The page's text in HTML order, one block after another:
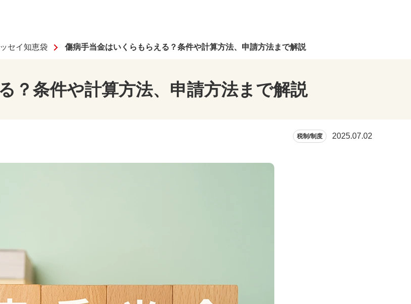
セイ知恵袋 傷病手当金はいくらもらえる？条件や計算方法、申請方法まで解説
？条件や計算方法、申請方法まで解説
税制/制度 2025.07.02